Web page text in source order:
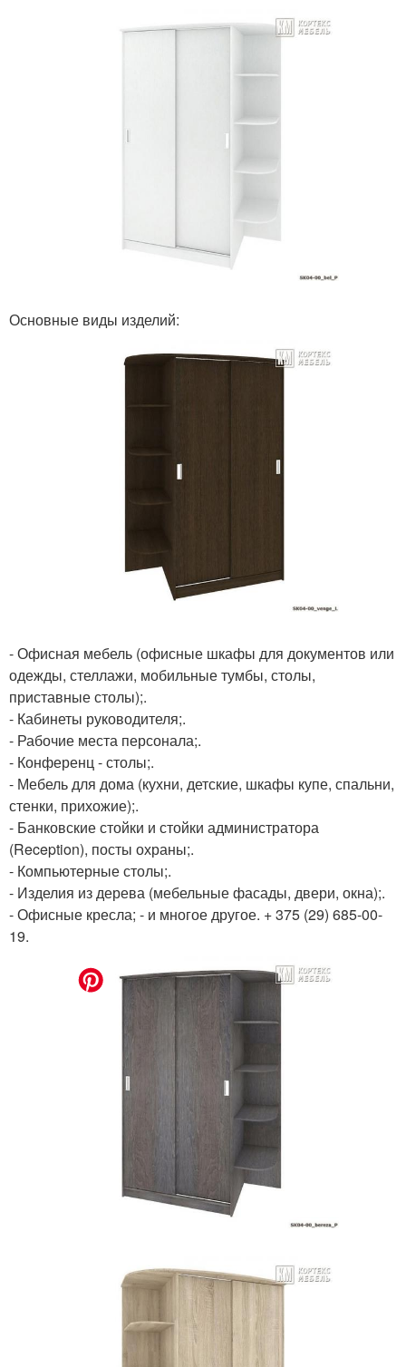
Основные виды изделий:
- Офисная мебель (офисные шкафы для документов или
одежды, стеллажи, мобильные тумбы, столы,
приставные столы);.
- Кабинеты руководителя;.
- Рабочие места персонала;.
- Конференц - столы;.
- Мебель для дома (кухни, детские, шкафы купе, спальни,
стенки, прихожие);.
- Банковские стойки и стойки администратора
(Reception), посты охраны;.
- Компьютерные столы;.
- Изделия из дерева (мебельные фасады, двери, окна);.
- Офисные кресла; - и многое другое. + 375 (29) 685-00-
19.